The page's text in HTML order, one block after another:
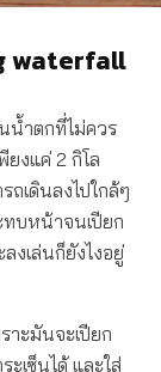
waterfall
น้ำตกที่ไม่ควร
ยงแค่ 2 กิโล
ถเดินลงไปใกล้ๆ
ทบหน้าจนเปียก
งเล่นก็ยังไงอยู่
าะมันจะเปียก
ะเซ็นได้ และใส่